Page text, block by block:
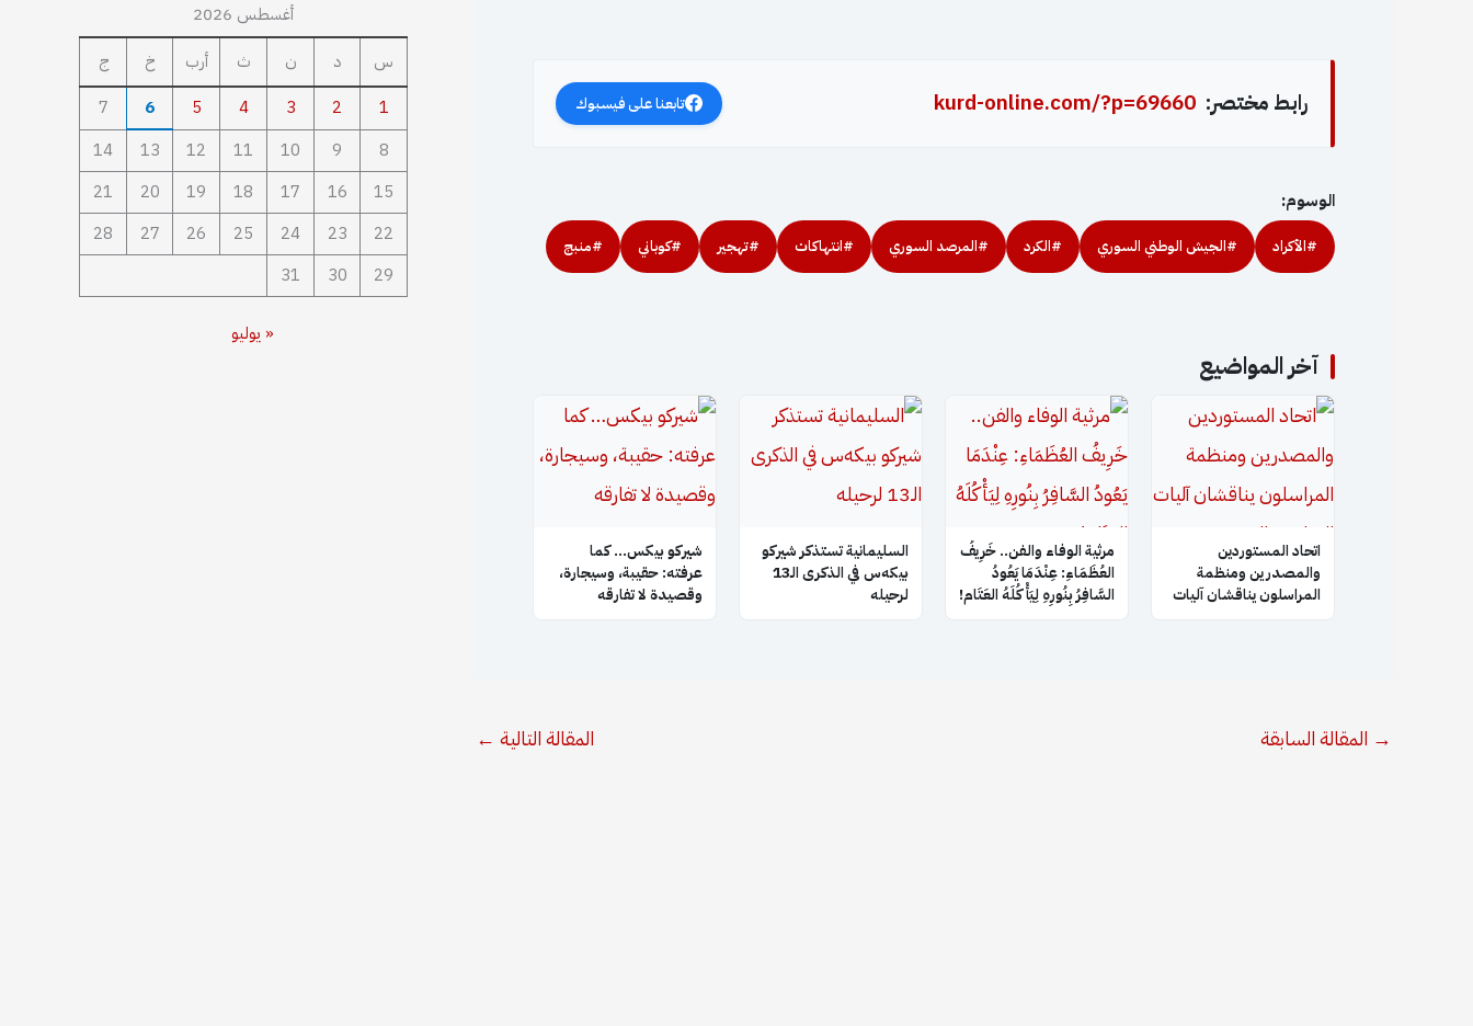
رابط مختصر: kurd-online.com/?p=69660 تابعنا على فيسبوك
الوسوم:
#الأكراد #الجيش الوطني السوري #الكرد #المرصد السوري #انتهاكات #تهجير #كوباني #منبج
آخر المواضيع
اتحاد المستوردين
والمصدرين ومنظمة
المراسلون يناقشان آليات
​مرثية الوفاء والفن.. خَرِيفُ
العُظَمَاءِ: عِنْدَمَا يَعُودُ
السَّافِرُ بِنُورِهِ لِيَأْكُلَهُ العَتَام!
السليمانية تستذكر شيركو
بيكه‌س في الذكرى الـ13
لرحيله
شيركو بيكس… كما
عرفته: حقيبة، وسيجارة،
وقصيدة لا تفارقه
→ المقالة السابقة المقالة التالية ←
أغسطس 2026
س
د ن ث أرب خ
ج
1
2
3
4
5
6
7
8
9
10
11
12
13
14
15
16
17
18
19
20
21
22
23
24
25
26
27
28
29
30
31
« يوليو